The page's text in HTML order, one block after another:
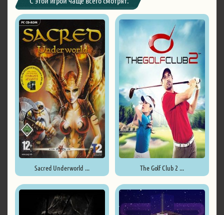
Sacred Underworld ... The Golf Club 2 ...